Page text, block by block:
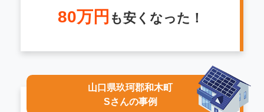
80万円 も安くなった！
山口県玖珂郡和木町
Sさんの事例